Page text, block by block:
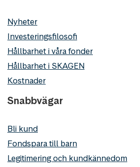
Nyheter
Investeringsfilosofi
Hållbarhet i våra fonder
Hållbarhet i SKAGEN
Kostnader
Snabbvägar
Bli kund
Fondspara till barn
Legitimering och kundkännedom